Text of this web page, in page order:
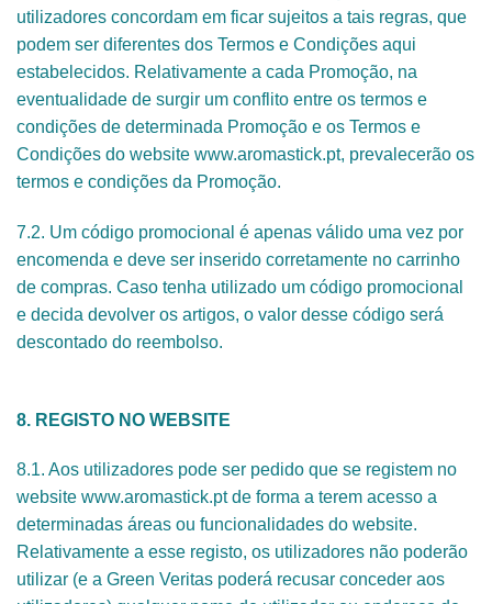
utilizadores concordam em ficar sujeitos a tais regras, que
podem ser diferentes dos Termos e Condições aqui
estabelecidos. Relativamente a cada Promoção, na
eventualidade de surgir um conflito entre os termos e
condições de determinada Promoção e os Termos e
Condições do website www.aromastick.pt, prevalecerão os
termos e condições da Promoção.
7.2. Um código promocional é apenas válido uma vez por
encomenda e deve ser inserido corretamente no carrinho
de compras. Caso tenha utilizado um código promocional
e decida devolver os artigos, o valor desse código será
descontado do reembolso.
8. REGISTO NO WEBSITE
8.1. Aos utilizadores pode ser pedido que se registem no
website www.aromastick.pt de forma a terem acesso a
determinadas áreas ou funcionalidades do website.
Relativamente a esse registo, os utilizadores não poderão
utilizar (e a Green Veritas poderá recusar conceder aos